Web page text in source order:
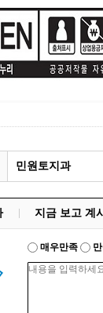
사용전 검사
민원토지과
지금 보고 계
매우만족